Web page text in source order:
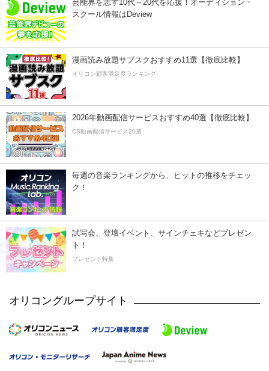
芸能界を志す10代～20代を応援！オーディション・
スクール情報はDeview
漫画読み放題サブスクおすすめ11選【徹底比較】
オリコン顧客満足度ランキング
2026年動画配信サービスおすすめ40選【徹底比較】
CS動画配信サービス20選
毎週の音楽ランキングから、ヒットの推移をチェッ
ク！
試写会、登壇イベント、サインチェキなどプレゼン
ト！
プレゼント特集
オリコングループサイト